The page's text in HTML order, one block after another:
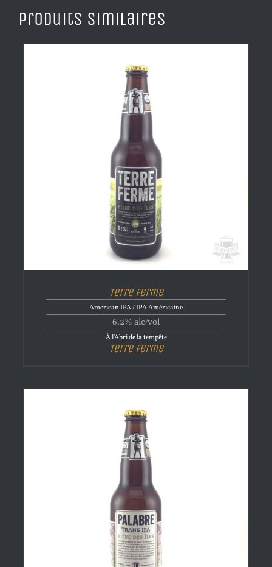
Produits similaires
Terre Ferme
American IPA / IPA Américaine
6.2% alc/vol
À l'Abri de la tempête
Terre Ferme